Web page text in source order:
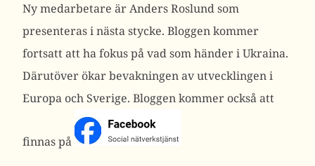
Ny medarbetare är Anders Roslund som
presenteras i nästa stycke. Bloggen kommer
fortsatt att ha fokus på vad som händer i Ukraina.
Därutöver ökar bevakningen av utvecklingen i
Europa och Sverige. Bloggen kommer också att
finnas på